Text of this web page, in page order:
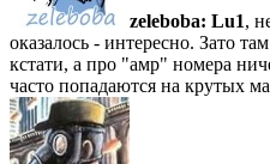
zeleboba: Lu1,
оказалось - интересно. Зато
кстати, а про "амр" номера
часто попадаются на крутых